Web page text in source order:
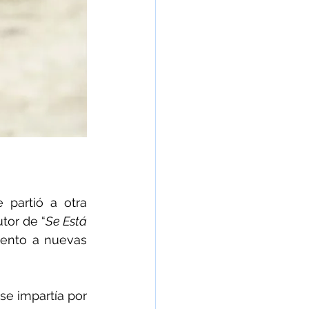
partió a otra
de “Se Está
a nuevas
impartía por